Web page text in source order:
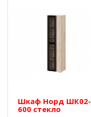
Шкаф Норд ШК02-
600 стекло